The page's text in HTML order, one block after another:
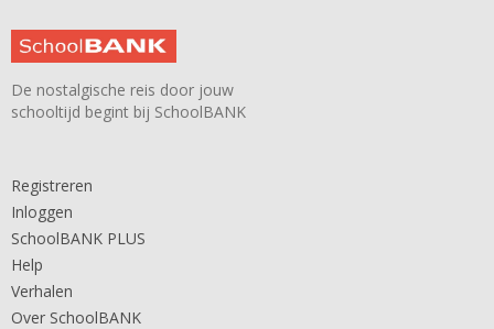
De nostalgische reis door jouw
schooltijd begint bij SchoolBANK
Registreren
Inloggen
SchoolBANK PLUS
Help
Verhalen
Over SchoolBANK